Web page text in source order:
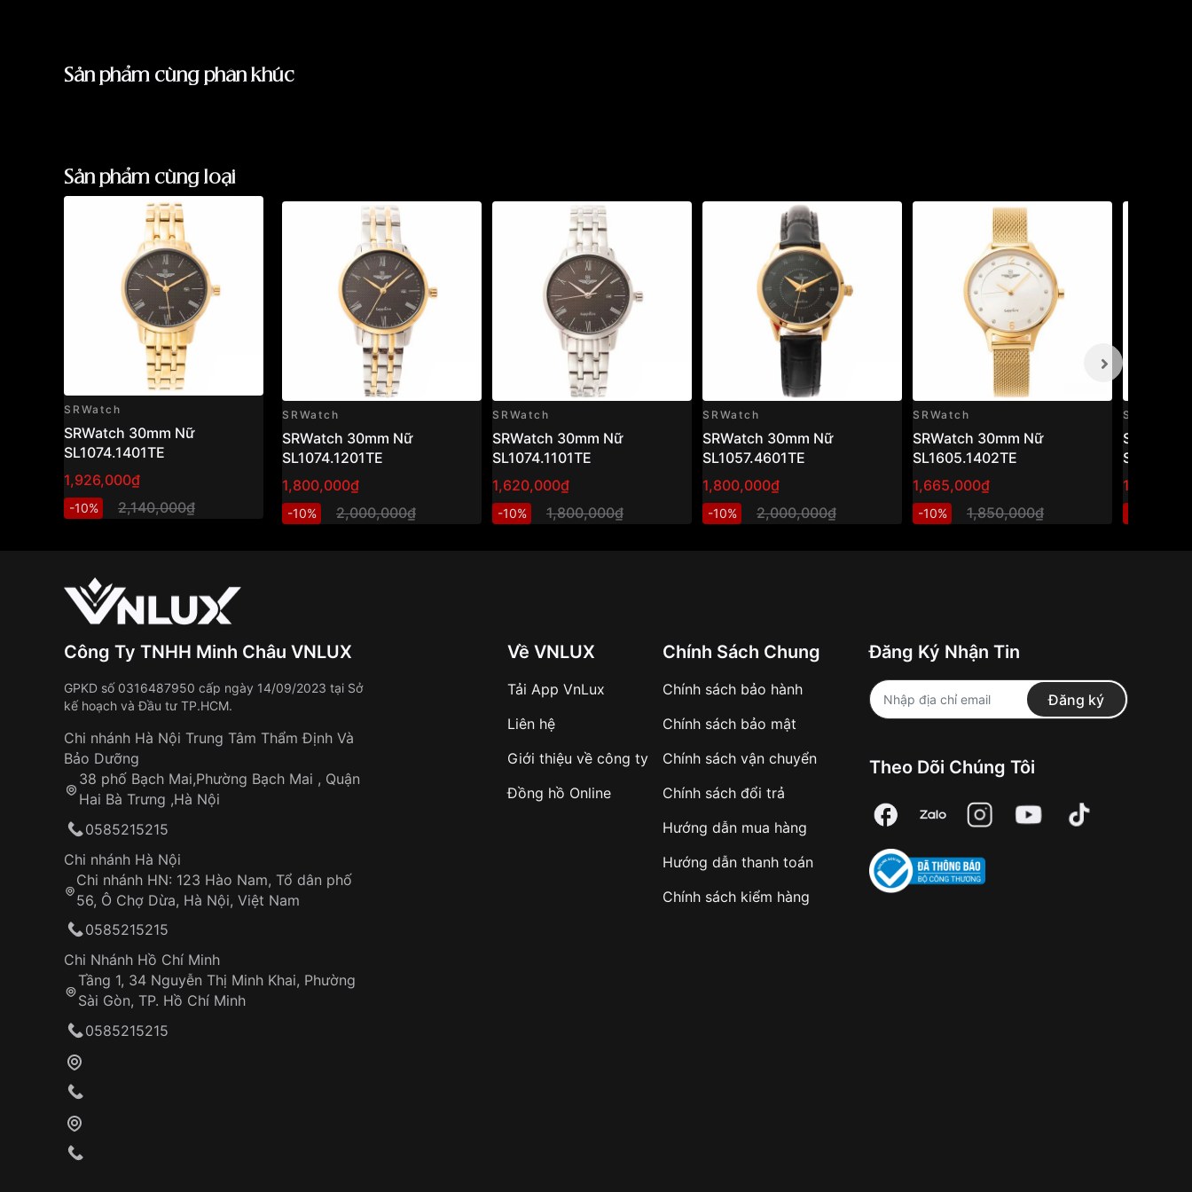
Sản phẩm cùng phân khúc
Sản phẩm cùng loại
SRWatch
SRWatch 30mm Nữ
SL1074.1401TE
1,926,000₫
-10% 2,140,000₫
SRWatch
SRWatch 30mm Nữ
SL1074.1201TE
1,800,000₫
-10% 2,000,000₫
SRWatch
SRWatch 30mm Nữ
SL1074.1101TE
1,620,000₫
-10% 1,800,000₫
SRWatch
SRWatch 30mm Nữ
SL1057.4601TE
1,800,000₫
-10% 2,000,000₫
SRWatch
SRWatch 30mm Nữ
SL1605.1402TE
1,665,000₫
-10% 1,850,000₫
SRWatch
SRWatch
Công Ty TNHH Minh Châu VNLUX
GPKD số 0316487950 cấp ngày 14/09/2023 tại Sở
kế hoạch và Đầu tư TP.HCM.
Chi nhánh Hà Nội Trung Tâm Thẩm Định Và
Bảo Dưỡng
38 phố Bạch Mai,Phường Bạch Mai , Quận
Hai Bà Trưng ,Hà Nội
0585215215
Chi nhánh Hà Nội
Chi nhánh HN: 123 Hào Nam, Tổ dân phố
56, Ô Chợ Dừa, Hà Nội, Việt Nam
0585215215
Chi Nhánh Hồ Chí Minh
Tầng 1, 34 Nguyễn Thị Minh Khai, Phường
Sài Gòn, TP. Hồ Chí Minh
0585215215
Về VNLUX
Tải App VnLux
Liên hệ
Giới thiệu về công ty
Đồng hồ Online
Chính Sách Chung
Chính sách bảo hành
Chính sách bảo mật
Chính sách vận chuyển
Chính sách đổi trả
Hướng dẫn mua hàng
Hướng dẫn thanh toán
Chính sách kiểm hàng
Đăng Ký Nhận Tin
Đăng ký
Theo Dõi Chúng Tôi